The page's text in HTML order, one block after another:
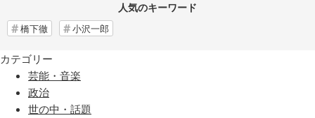
人気のキーワード
橋下徹 小沢一郎
カテゴリー
芸能・音楽
政治
世の中・話題